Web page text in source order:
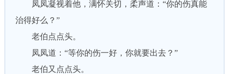
凤凤凝视着他，满怀关切，柔声道：“你的伤真能
治得好么？”
老伯点点头。
凤凤道：“等你的伤一好，你就要出去？”
老伯又点点头。